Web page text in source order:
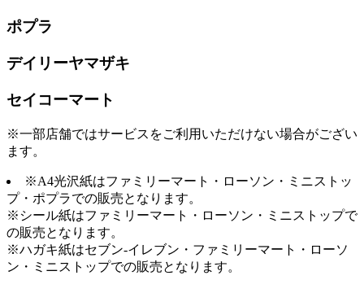
ポプラ
デイリーヤマザキ
セイコーマート
※一部店舗ではサービスをご利用いただけない場合がござい
ます。
※A4光沢紙はファミリーマート・ローソン・ミニストッ
プ・ポプラでの販売となります。
※シール紙はファミリーマート・ローソン・ミニストップで
の販売となります。
※ハガキ紙はセブン-イレブン・ファミリーマート・ローソ
ン・ミニストップでの販売となります。